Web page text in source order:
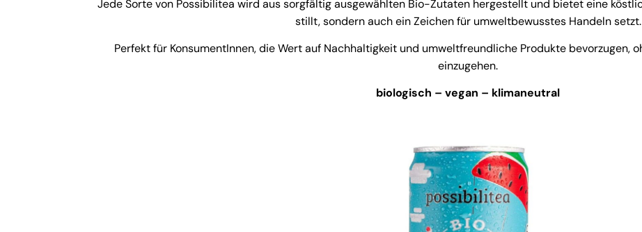
Jede Sorte von Possibilitea wird aus sorgfältig ausgewählten Bio-Zutaten hergestellt und bietet eine
stillt, sondern auch ein Zeichen für umweltbewusstes Handeln setzt.
Perfekt für KonsumentInnen, die Wert auf Nachhaltigkeit und umweltfreundliche Produkte bevorzugen,
einzugehen.
biologisch – vegan – klimaneutral